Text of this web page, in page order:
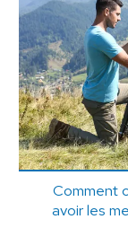
Comment
avoir les